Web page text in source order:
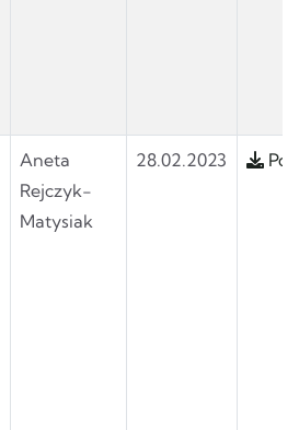
Aneta
Rejczyk-
Matysiak
28.02.2023